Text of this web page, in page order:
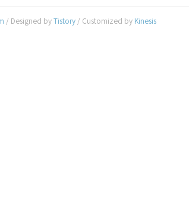
/ Designed by Tistory/ Customized by Kinesis